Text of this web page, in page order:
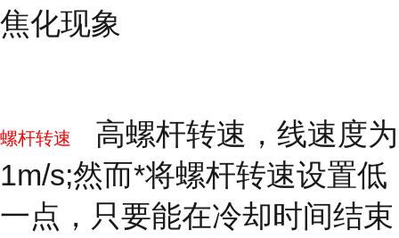
焦化现象
螺杆转速
高螺杆转速，线速度为
1m/s;然而*将螺杆转速设置低
一点，只要能在冷却时间结束